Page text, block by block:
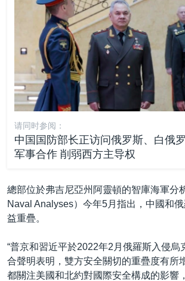
请同时参阅：
中国国防部长正访问俄罗斯、白俄
军事合作 削弱西方主导权
總部位於弗吉尼亞州阿靈頓的智庫海軍分
Naval Analyses）今年5月指出，中國和
益重疊。
“普京和習近平於2022年2月俄羅斯入侵烏
合聲明表明，雙方安全關切的重疊度有所
都關注美國和北約對國際安全構成的影響